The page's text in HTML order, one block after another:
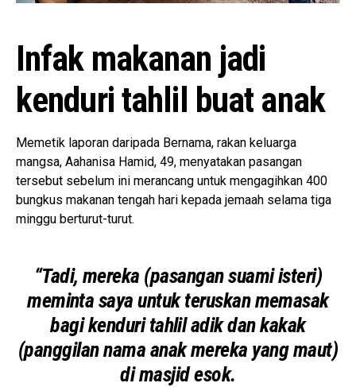
Infak makanan jadi
kenduri tahlil buat anak
Memetik laporan daripada Bernama, rakan keluarga
mangsa, Aahanisa Hamid, 49, menyatakan pasangan
tersebut sebelum ini merancang untuk mengagihkan 400
bungkus makanan tengah hari kepada jemaah selama tiga
minggu berturut-turut.
“Tadi, mereka (pasangan suami isteri)
meminta saya untuk teruskan memasak
bagi kenduri tahlil adik dan kakak
(panggilan nama anak mereka yang maut)
di masjid esok.